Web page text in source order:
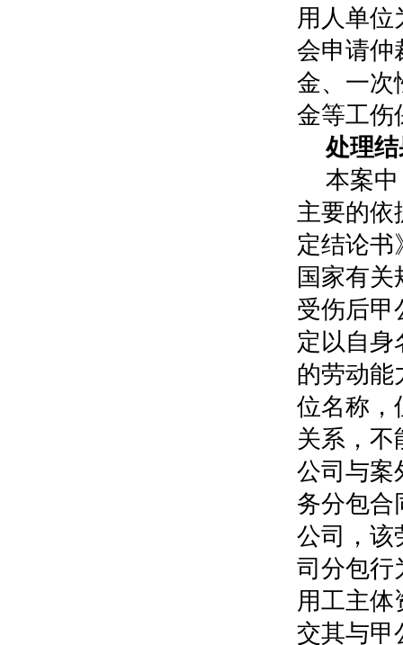
用人单位
会申请仲
金、一次
金等工伤
处理
本案
主要的依
定结论书
国家有
受伤后甲
定以自身
的劳动能
位名称，
关系，不
公司与案
务分包合
公司，该
司分包行
用工主体
交其与甲